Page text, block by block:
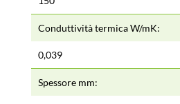
Conduttività termica W/mK:
0,039
Spessore mm: